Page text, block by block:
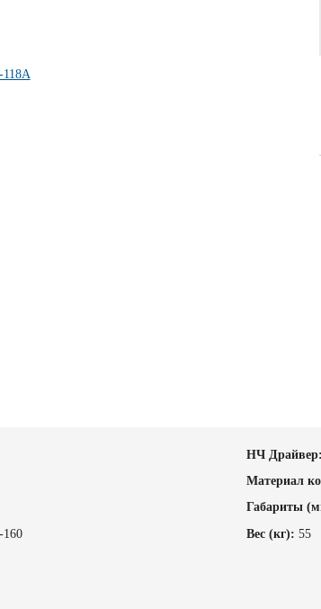
160
НЧ Драйвер:
Материал
Габариты
Вес (кг): 55